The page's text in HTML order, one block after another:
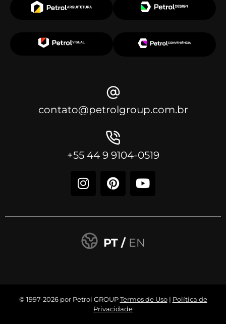
contato@petrolgroup.com.br
+55 44 9 9104-0519
PT / EN
© 1997-2026 por Petrol GROUPTermos de Uso| Política de
Privacidade